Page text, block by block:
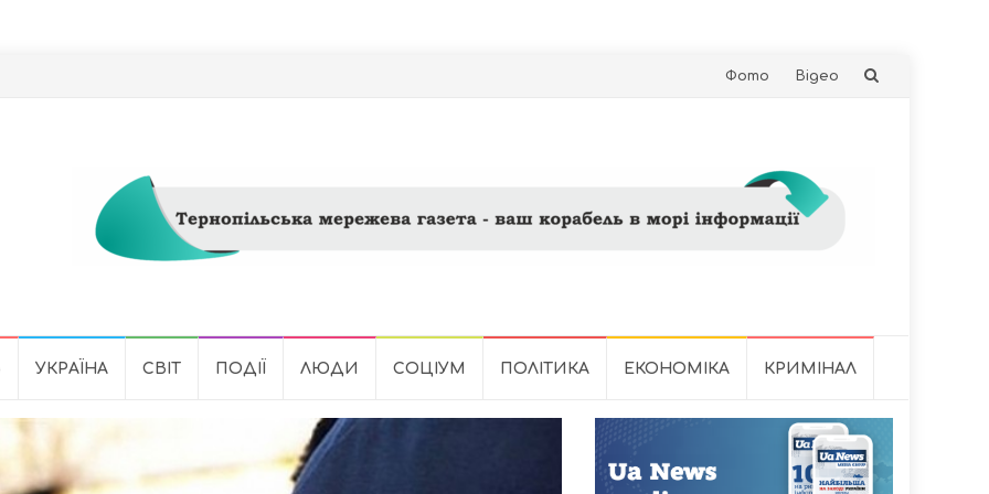
Skip
Фото Відео
УКРАЇНА СВІТ ПОДІЇ ЛЮДИ СОЦІУМ ПОЛІТИКА ЕКОНОМІКА КРИМІНАЛ